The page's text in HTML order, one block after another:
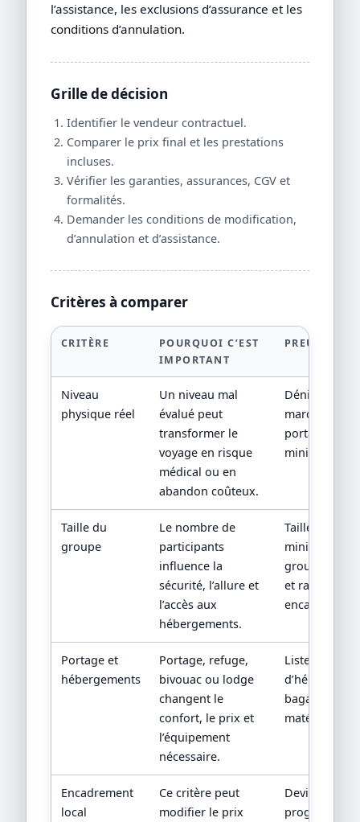
l’assistance, les exclusions d’assurance et les
conditions d’annulation.
Grille de décision
Identifier le vendeur contractuel.
Comparer le prix final et les prestations
incluses.
Vérifier les garanties, assurances, CGV et
formalités.
Demander les conditions de modification,
d’annulation et d’assistance.
Critères à comparer
CRITÈRE
POURQUOI C’EST
IMPORTANT
PREUVE À
Niveau
physique réel
Un niveau mal
évalué peut
transformer le
voyage en risque
médical ou en
abandon coûteux.
Dénivelé,
marche,
portage et
minimum
Taille du
groupe
Le nombre de
participants
influence la
sécurité, l’allure et
l’accès aux
hébergements.
Taille
minimum/
groupe,
et ratio
Portage et
hébergements
Portage, refuge,
bivouac ou lodge
changent le
confort, le prix et
l’équipement
nécessaire.
Liste des
bagages
matériel
Encadrement
local
Ce critère peut
modifier le prix
Devis détaillé,
programme,